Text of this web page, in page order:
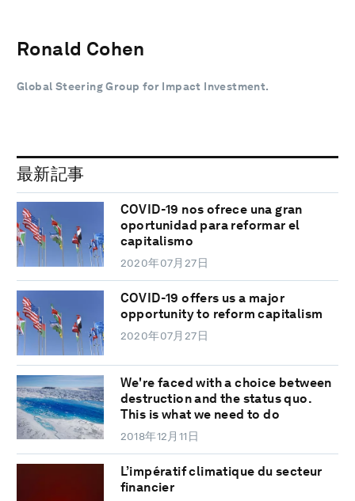
Ronald Cohen
Global Steering Group for Impact Investment.
最新記事
COVID-19 nos ofrece una gran
oportunidad para reformar el
capitalismo
2020年07月27日
COVID-19 offers us a major
opportunity to reform capitalism
2020年07月27日
We're faced with a choice between
destruction and the status quo.
This is what we need to do
2018年12月11日
L’impératif climatique du secteur
financier